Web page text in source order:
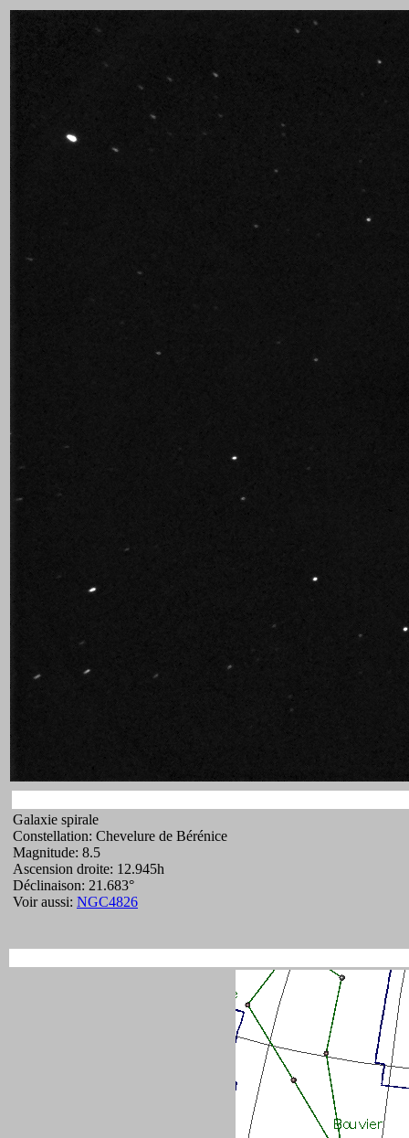
Galaxie spirale
Constellation: Chevelure de Bérénice
Magnitude: 8.5
Ascension droite: 12.945h
Déclinaison: 21.683°
Voir aussi: NGC4826